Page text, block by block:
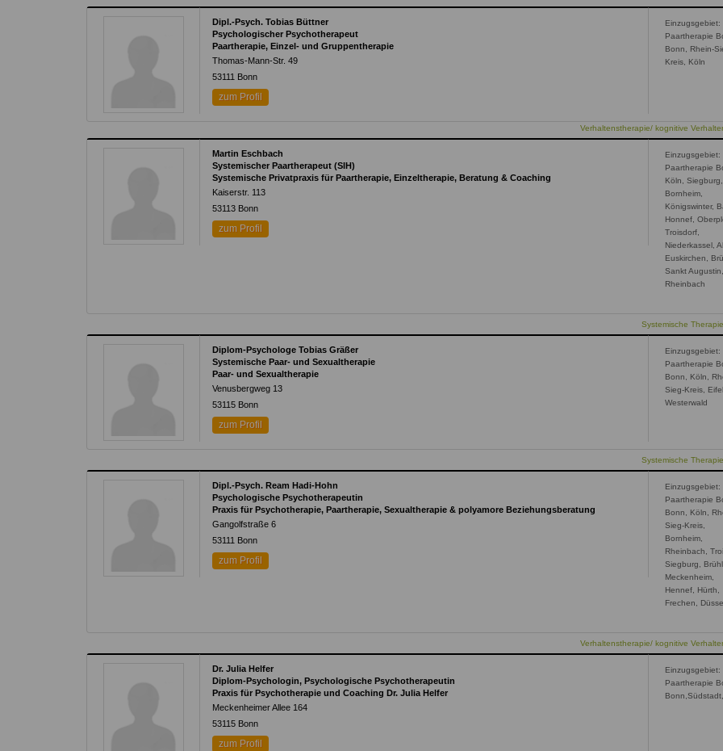
Dipl.-Psych. Tobias Büttner
Psychologischer Psychotherapeut
Paartherapie, Einzel- und Gruppentherapie
Thomas-Mann-Str. 49
53111
Bonn
zum Profil
Einzugsgebiet:
Paartherapie
Bonn, Rhein-
Kreis, Köln
Verhaltenstherapie/ kognitive
Martin Eschbach
Systemischer Paartherapeut (SIH)
Systemische Privatpraxis für Paartherapie, Einzeltherapie, Beratung & Coaching
Kaiserstr. 113
53113 Bonn
zum Profil
Einzugsgebiet:
Paartherapie
Köln, Siegburg,
Bornheim,
Königswinter,
Honnef,
Troisdorf,
Niederkassel,
Euskirchen,
Sankt
Rheinbach
Systemische
Diplom-Psychologe Tobias Gräßer
Systemische Paar- und Sexualtherapie
Paar- und Sexualtherapie
Venusbergweg 13
53115 Bonn
zum Profil
Einzugsgebiet:
Paartherapie
Bonn, Köln,
Sieg-Kreis,
Westerwald
Systemische
Dipl.-Psych. Ream Hadi-Hohn
Psychologische Psychotherapeutin
Praxis für Psychotherapie, Paartherapie, Sexualtherapie & polyamore Beziehungsberatung
Gangolfstraße 6
53111
Bonn
zum Profil
Einzugsgebiet:
Paartherapie
Bonn, Köln,
Sieg-Kreis,
Bornheim,
Rheinbach,
Siegburg,
Meckenheim,
Hennef, Hürth,
Frechen,
Verhaltenstherapie/ kognitive
Dr. Julia Helfer
Diplom-Psychologin, Psychologische Psychotherapeutin
Praxis für Psychotherapie und Coaching Dr. Julia Helfer
Meckenheimer Allee 164
53115 Bonn
zum Profil
Einzugsgebiet:
Paartherapie